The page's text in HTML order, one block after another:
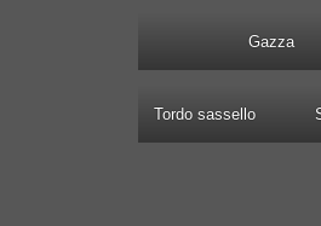
Gazza
Tordo sassello